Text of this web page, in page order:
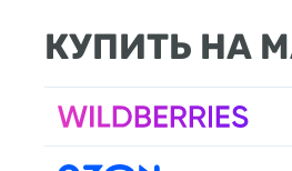
КУПИТЬ НА